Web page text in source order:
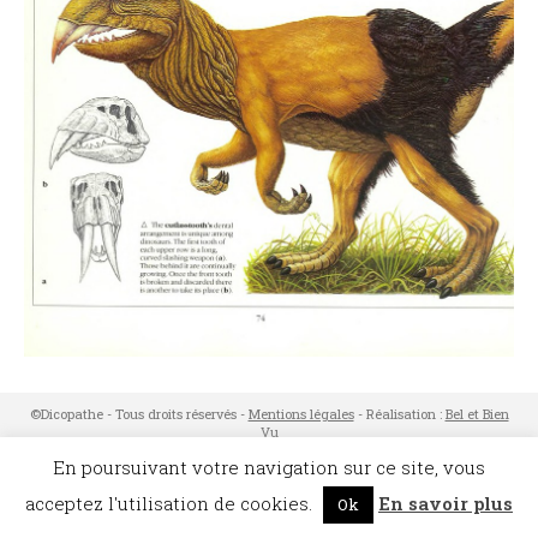
©Dicopathe - Tous droits réservés - Mentions légales- Réalisation : Bel et Bien
Vu
Abonnez-vous !
En poursuivant votre navigation sur ce site, vous
acceptez l'utilisation de cookies.
Ok En savoir plus